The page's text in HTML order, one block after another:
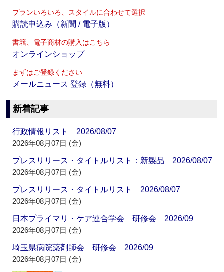
プランいろいろ、スタイルに合わせて選択
購読申込み（新聞 / 電子版）
書籍、電子商材の購入はこちら
オンラインショップ
まずはご登録ください
メールニュース 登録（無料）
新着記事
行政情報リスト 2026/08/07
2026年08月07日 (金)
プレスリリース・タイトルリスト：新製品 2026/08/07
2026年08月07日 (金)
プレスリリース・タイトルリスト 2026/08/07
2026年08月07日 (金)
日本プライマリ・ケア連合学会 研修会 2026/09
2026年08月07日 (金)
埼玉県病院薬剤師会 研修会 2026/09
2026年08月07日 (金)